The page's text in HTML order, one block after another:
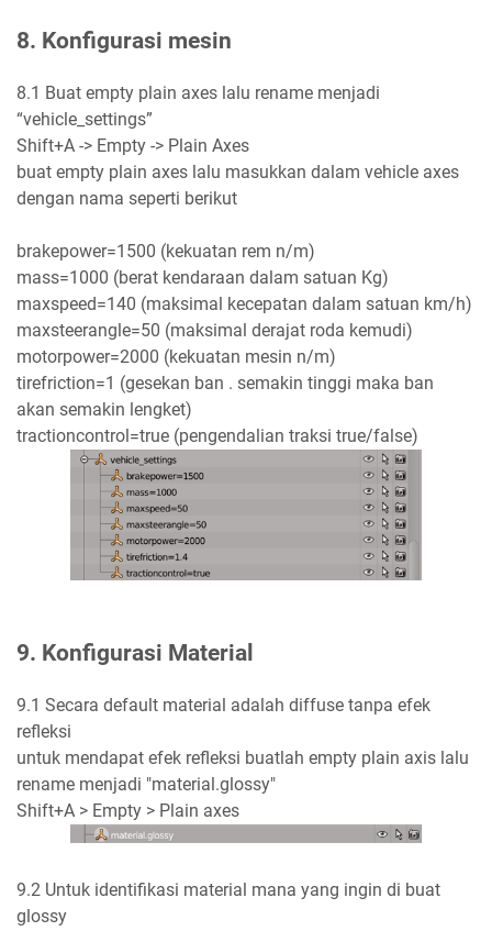
8. Konfigurasi mesin
8.1 Buat empty plain axes lalu rename menjadi
“vehicle_settings”
Shift+A -> Empty -> Plain Axes
buat empty plain axes lalu masukkan dalam vehicle axes
dengan nama seperti berikut
brakepower=1500 (kekuatan rem n/m)
mass=1000 (berat kendaraan dalam satuan Kg)
maxspeed=140 (maksimal kecepatan dalam satuan km/h)
maxsteerangle=50 (maksimal derajat roda kemudi)
motorpower=2000 (kekuatan mesin n/m)
tirefriction=1 (gesekan ban . semakin tinggi maka ban
akan semakin lengket)
tractioncontrol=true (pengendalian traksi true/false)
9. Konfigurasi Material
9.1 Secara default material adalah diffuse tanpa efek
refleksi
untuk mendapat efek refleksi buatlah empty plain axis lalu
rename menjadi "material.glossy"
Shift+A > Empty > Plain axes
9.2 Untuk identifikasi material mana yang ingin di buat
glossy